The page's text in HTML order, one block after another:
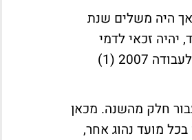
היה משלים שנת
יהיה זכאי לדמי
הבראה [ע"ע 122/03 אבנר וקסמן נ' "אי.טי.סי" 24 מסביב לשעון ואח', דינים ארצי לעבודה 2007 (1)
חלק מהשנה. מכאן
מועד נהוג אחר,